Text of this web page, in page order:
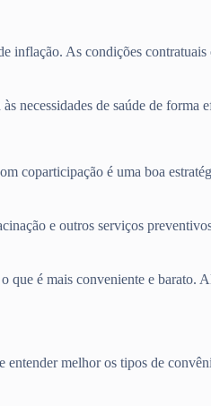
inflação. As condições
necessidades de saúde de forma
coparticipação é uma boa
e outros serviços
é mais conveniente e barato.
melhor os tipos de